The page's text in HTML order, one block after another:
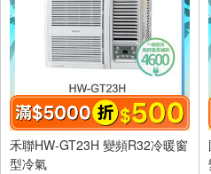
禾聯HW-GT23H 變頻R32冷暖窗
型冷氣